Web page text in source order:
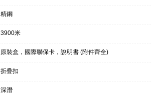
精鋼
3900米
原裝盒，國際聯保卡，說明書 (附件齊全)
折疊扣
深潛